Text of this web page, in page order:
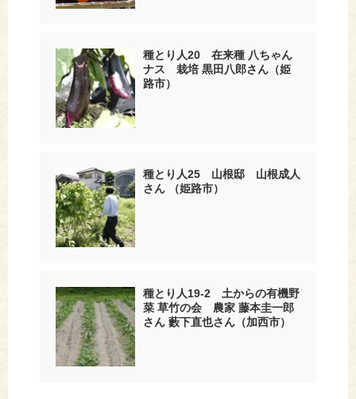
種とり人20 在来種 八ちゃん
ナス 栽培 黒田八郎さん（姫
路市）
種とり人25 山根邸 山根成人
さん （姫路市）
種とり人19-2 土からの有機野
菜 草竹の会 農家 藤本圭一郎
さん 藪下直也さん（加西市）